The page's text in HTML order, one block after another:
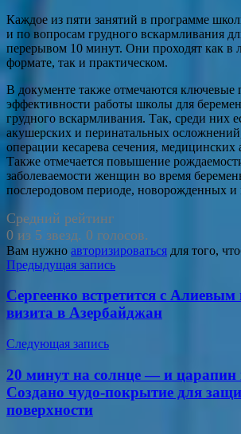
Каждое из пяти занятий в программе
и по вопросам грудного вскармливания
перерывом 10 минут. Они проходят как в
формате, так и практическом.
В документе также отмечаются ключевые
эффективности работы школы для
грудного вскармливания. Так, среди них
акушерских и перинатальных
операции кесарева сечения, медицинских
Также отмечается повышение
заболеваемости женщин во время
послеродовом периоде, новорожденных и
Средний рейтинг
0 из 5 звезд. 0 голосов.
Вам нужно авторизироваться для того,
Навигация
по
записям
Предыдущая запись
Сергеенко встретится с Алиевым
визита в Азербайджан
Следующая запись
20 минут на солнце — и царапин
Создано чудо-покрытие для
поверхности